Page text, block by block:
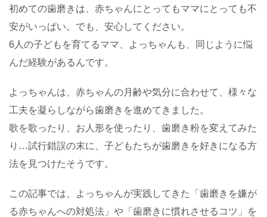
初めての歯磨きは、赤ちゃんにとってもママにとっても不
安がいっぱい。でも、安心してください。
6人の子どもを育てるママ、よっちゃんも、同じように悩
んだ経験があるんです。
よっちゃんは、赤ちゃんの月齢や気分に合わせて、様々な
工夫を凝らしながら歯磨きを進めてきました。
歌を歌ったり、お人形を使ったり、歯磨き粉を変えてみた
り…試行錯誤の末に、子どもたちが歯磨きを好きになる方
法を見つけたそうです。
この記事では、よっちゃんが実践してきた「歯磨きを嫌が
る赤ちゃんへの対処法」や「歯磨きに慣れさせるコツ」を